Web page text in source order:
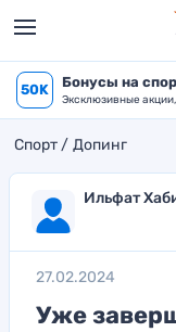
50K Бонусы на
Эксклюзивные
Спорт Допинг
Ильфат
27.02.2024
Уже